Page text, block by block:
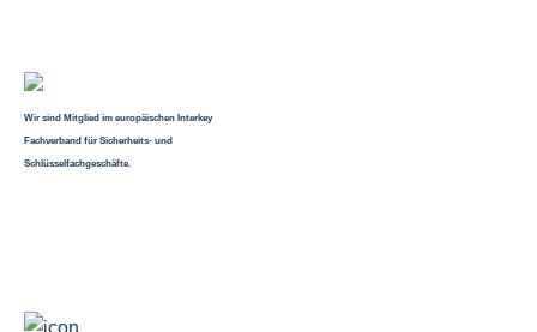
Wir sind Mitglied im europäischen Interkey
Fachverband für Sicherheits- und
Schlüsselfachgeschäfte.